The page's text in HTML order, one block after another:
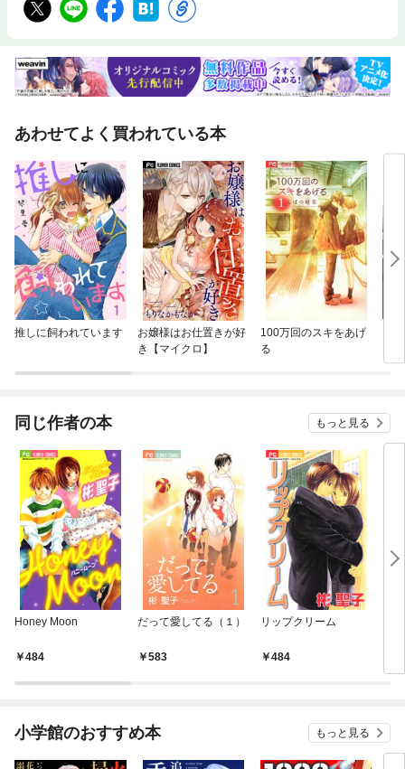
あわせてよく買われている本
推しに飼われています
お嬢様はお仕置きが好
き【マイクロ】
100万回のスキをあげ
る
同じ作者の本 もっと見る
Honey Moon
484
だって愛してる（１）
583
リップクリーム
484
小学館のおすすめ本 もっと見る